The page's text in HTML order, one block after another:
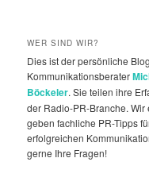
WER SIND WIR?
Dies ist der persönliche
Kommunikationsberater
Böckeler. Sie teilen ihre
der Radio-PR-Branche.
geben fachliche PR-Tipps
erfolgreichen
gerne Ihre Fragen!